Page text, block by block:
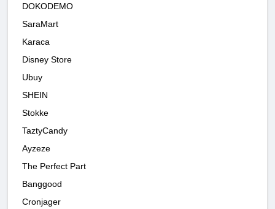
DOKODEMO
SaraMart
Karaca
Disney Store
Ubuy
SHEIN
Stokke
TaztyCandy
Ayzeze
The Perfect Part
Banggood
Cronjager